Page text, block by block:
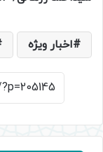
اخبار ویژه